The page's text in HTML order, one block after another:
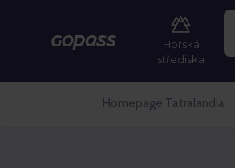
GOPASS
Horská
střediska
Homepage Tatralandia